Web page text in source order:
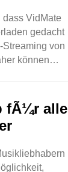
Sie
von Ihrem
sich
dass VidMate
gedacht
Streaming von
können
faire
TV-
zu genießen.
Man kann
fÃ¼r alle